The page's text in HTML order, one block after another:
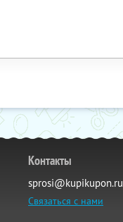
Контакты
sprosi@kupikupon.ru
Связаться с нами